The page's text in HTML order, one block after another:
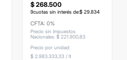
$268.500
9cuotas sin interés de:$ 29834
CFTA: 0%
Precio sin Impuestos
Nacionales: $ 221 90083
Precio por unidad:
$ 2.983.333,33 / lt